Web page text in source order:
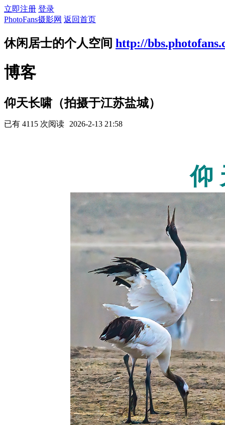
立即注册 登录
PhotoFans摄影网 返回首页
休闲居士的个人空间 http://
博客
仰天长啸（拍摄于江苏盐城）
已有 4115 次阅读 2026-2-13 21:58
仰